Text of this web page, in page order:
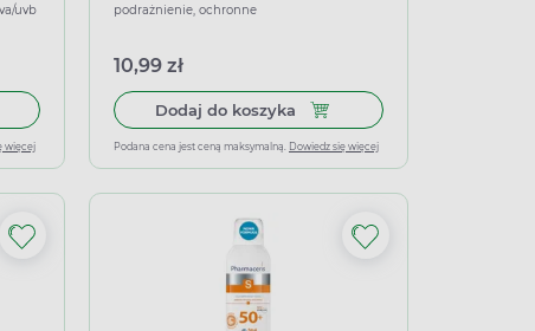
miękkich
uvb
do koszyka CERA+, emulsja dla dzieci, SPF50, 150 ml
więcej
dzieci, 150 ml
podrażnienie, ochronne
10,99 zł
Dodaj do koszyka Dodaj do koszyka Pantenol
Podana cena jest ceną maksymalną. Dowiedz się więcej